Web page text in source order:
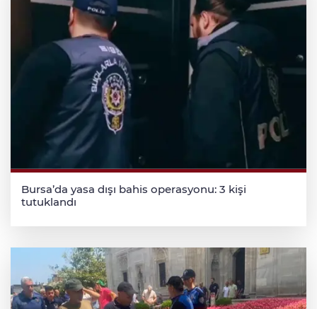
Bursa’da yasa dışı bahis operasyonu: 3 kişi
tutuklandı